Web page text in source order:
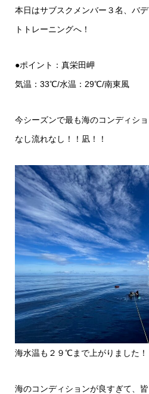
本日はサブスクメンバー３名、バ
トトレーニングへ！
●ポイント：真栄田岬
気温：33℃/水温：29℃/南東風
今シーズンで最も海のコンディシ
なし流れなし！！凪！！
海水温も２９℃まで上がりました！
海のコンディションが良すぎて、